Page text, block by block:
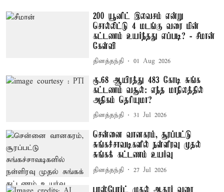
200 யூனிட் இலவசம் என்று
சொல்லிட்டு 4 மடங்கு வரை மின்
கட்டணம் உயர்ந்தது எப்படி? - சீமான்
கேள்வி
தினத்தந்தி 01 Aug 2026
ரூ.68 ஆயிரத்து 483 கோடி சுங்க
கட்டணம் வசூல்: எந்த மாநிலத்தில்
அதிகம் தெரியுமா?
தினத்தந்தி 31 Jul 2026
சென்னை வானகரம், சூரப்பட்டு
சுங்கச்சாவடிகளில் நள்ளிரவு முதல்
சுங்கக் கட்டணம் உயர்வு
தினத்தந்தி 27 Jul 2026
பாஸ்போர்ட் முதல் ஆதார் வரை